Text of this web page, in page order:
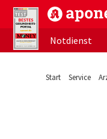
aponet.de -
Notdienst
Start Service